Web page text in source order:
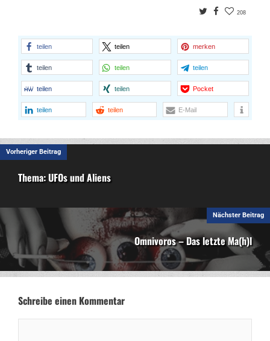
TwitterFacebook
208
teilen teilen merken
teilen teilen teilen
teilen teilen Pocket
teilen teilen E-Mail
Vorheriger Beitrag
Thema: UFOs und Aliens
Nächster Beitrag
Omnivoros – Das letzte Ma(h)l
Schreibe einen Kommentar